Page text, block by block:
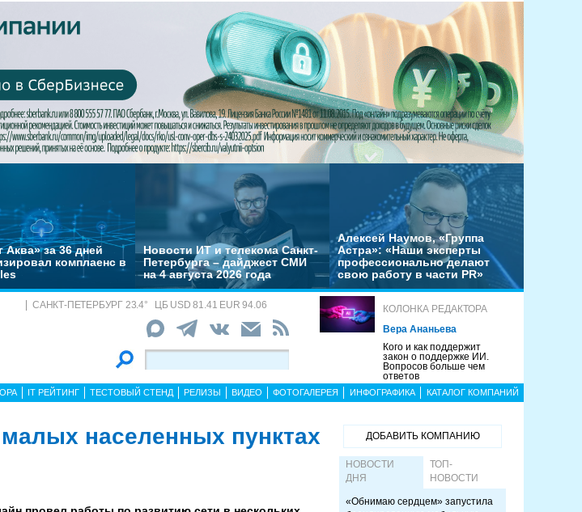
Аква» за 36 дней
комплаенс в
Новости ИТ и телекома Санкт-
Петербурга – дайджест СМИ
на 4 августа 2026 года
Алексей Наумов, «Группа
Астра»: «Наши эксперты
профессионально делают
свою работу в части PR»
САНКТ-ПЕТЕРБУРГ 23.4° ЦБ USD 81.41 EUR 94.06
КОЛОНКА РЕДАКТОРА
Вера Ананьева
Кого и как поддержит
закон о поддержке ИИ.
Вопросов больше чем
ответов
IT РЕЙТИНГ ТЕСТОВЫЙ СТЕНД РЕЛИЗЫ ВИДЕО ФОТОГАЛЕРЕЯ ИНФОГРАФИКА КАТАЛОГ КОМПАНИЙ
населенных пунктах
ДОБАВИТЬ КОМПАНИЮ
НОВОСТИ
ДНЯ
ТОП-
НОВОСТИ
«Обнимаю сердцем» запустила